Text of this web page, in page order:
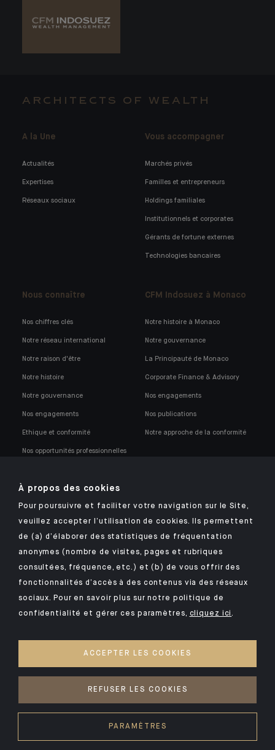
ARCHITECTS OF WEALTH
A la Une
Actualités
Expertises
Réseaux sociaux
Vous accompagner
Marchés privés
Familles et entrepreneurs
Holdings familiales
Institutionnels et corporates
Gérants de fortune externes
Technologies bancaires
Nous connaître
Nos chiffres clés
Notre réseau international
Notre raison d'être
Notre histoire
Notre gouvernance
Nos engagements
Ethique et conformité
Nos opportunités professionnelles
CFM Indosuez à Monaco
Notre histoire à Monaco
Notre gouvernance
La Principauté de Monaco
Corporate Finance & Advisory
Nos engagements
Nos publications
Notre approche de la conformité
Retrouvez notre application mobile Indosuez
MENTIONS LÉGALES
SÉCURITÉ
À propos des cookies
Pour poursuivre et faciliter votre navigation sur le Site,
veuillez accepter l’utilisation de cookies. Ils permettent
de (a) d’élaborer des statistiques de fréquentation
anonymes (nombre de visites, pages et rubriques
consultées, fréquence, etc.) et (b) de vous offrir des
fonctionnalités d’accès à des contenus via des réseaux
sociaux. Pour en savoir plus sur notre politique de
confidentialité et gérer ces paramètres, cliquez ici.
ACCEPTER LES COOKIES
REFUSER LES COOKIES
PARAMÈTRES